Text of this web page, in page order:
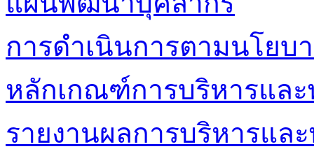
การดำเนินการตามนโยบ
หลักเกณฑ์การบริหารแล
รายงานผลการบริหารแ